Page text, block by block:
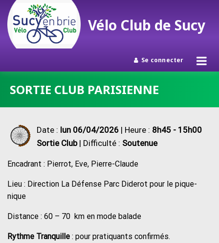
contenu
Vélo Club de Sucy
Se connecter
SORTIE CLUB PARISIENNE
Date : lun 06/04/2026 | Heure : 8h45 - 15h00
Sortie Club| Difficulté : Soutenue
Encadrant : Pierrot, Eve, Pierre-Claude
Lieu : Direction La Défense Parc Diderot pour le pique-
nique
Distance : 60 – 70 km en mode balade
Rythme Tranquille : pour pratiquants confirmés.